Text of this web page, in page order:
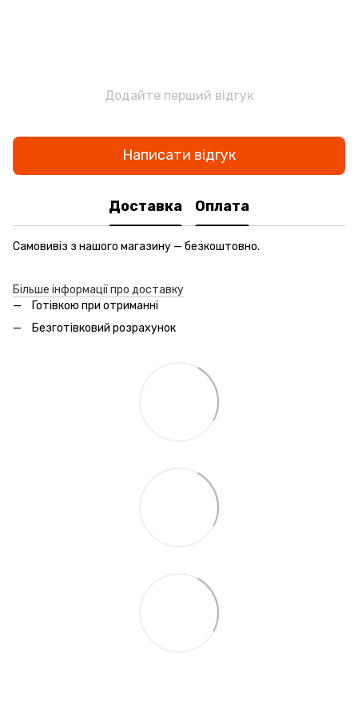
Додайте перший відгук
Написати відгук
Доставка Оплата
Самовивіз з нашого магазину — безкоштовно.
Більше інформації про доставку
Готівкою при отриманні
Безготівковий розрахунок